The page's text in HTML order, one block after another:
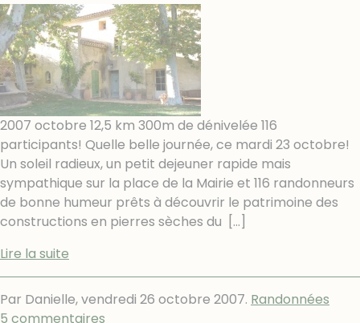
2007 octobre 12,5 km 300m de dénivelée 116
participants! Quelle belle journée, ce mardi 23 octobre!
Un soleil radieux, un petit dejeuner rapide mais
sympathique sur la place de la Mairie et 116 randonneurs
de bonne humeur prêts à découvrir le patrimoine des
constructions en pierres sèches du
[…]
Lire la suite
Par Danielle,vendredi 26 octobre 2007. Randonnées
5 commentaires